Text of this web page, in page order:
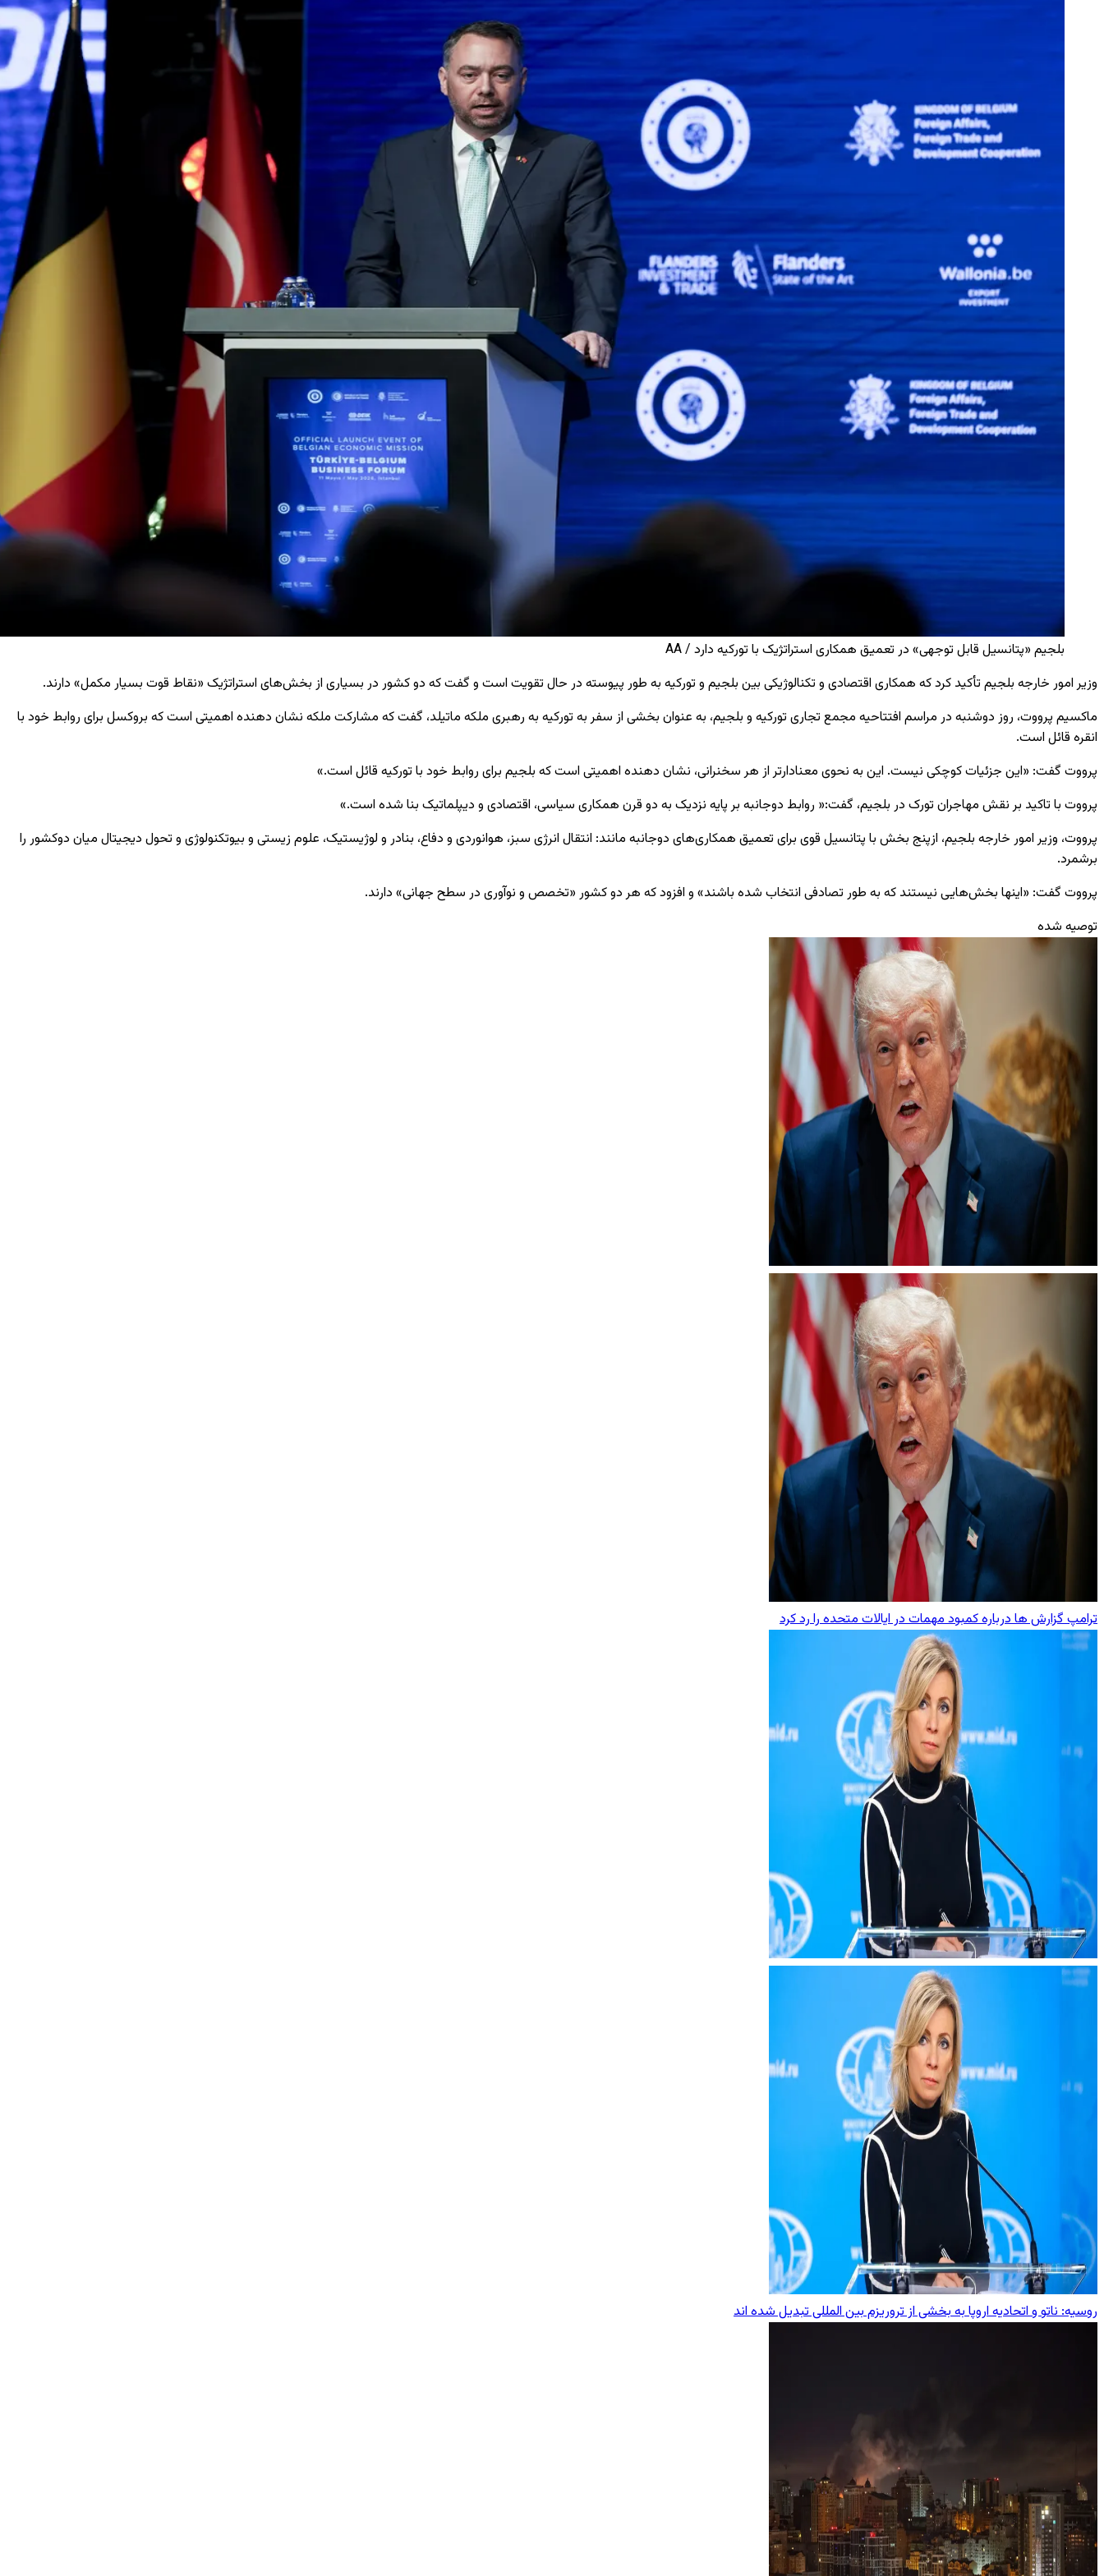
بلجیم «پتانسیل قابل توجهی» در تعمیق همکاری استراتژیک با تورکیه دارد / AA
وزیر امور خارجه بلجیم تأکید کرد که همکاری اقتصادی و تکنالوژیکی بین بلجیم و تورکیه به طور پیوسته در حال تقویت است و گفت که دو کشور در بسیاری از بخش‌های استراتژیک «نقاط قوت بسیار مکمل» دارند.
ماکسیم پرووت، روز دوشنبه در مراسم افتتاحیه مجمع تجاری تورکیه و بلجیم، به عنوان بخشی از سفر به تورکیه به رهبری ملکه ماتیلد، گفت که مشارکت ملکه نشان دهنده اهمیتی است که بروکسل برای روابط خود با
انقره قائل است.
پرووت گفت: «این جزئیات کوچکی نیست. این به نحوی معنادارتر از هر سخنرانی، نشان دهنده اهمیتی است که بلجیم برای روابط خود با تورکیه قائل است.»
پرووت با تاکید بر نقش مهاجران تورک در بلجیم، گفت:« روابط دوجانبه بر پایه نزدیک به دو قرن همکاری سیاسی، اقتصادی و دیپلماتیک بنا شده است.»
پرووت، وزیر امور خارجه بلجیم، ازپنج بخش با پتانسیل قوی برای تعمیق همکاری‌های دوجانبه مانند: انتقال انرژی سبز، هوانوردی و دفاع، بنادر و لوژيستیک، علوم زیستی و بیوتکنولوژی و تحول دیجیتال میان دوکشور را
برشمرد.
پرووت گفت: «اینها بخش‌هایی نیستند که به طور تصادفی انتخاب شده باشند» و افزود که هر دو کشور «تخصص و نوآوری در سطح جهانی» دارند.
توصیه شده
ترامپ گزارش‌ ها درباره کمبود مهمات در ایالات متحده را رد کرد
روسیه: ناتو و اتحادیه اروپا به بخشی از تروریزم بین ‌المللی تبدیل شده‌ اند